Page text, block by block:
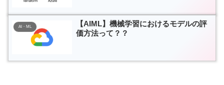
AI・ML
【AIML】機械学習におけるモデルの評
価方法って？？